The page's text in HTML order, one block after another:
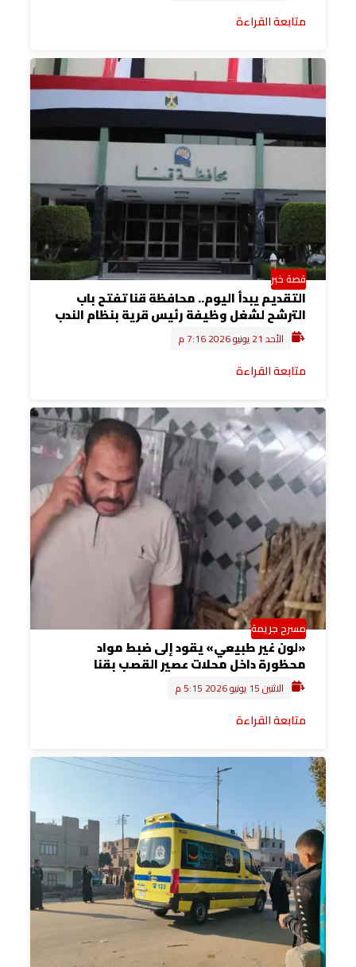
متابعة القراءة
قصة خبر
التقديم يبدأ اليوم.. محافظة قنا تفتح باب
الترشح لشغل وظيفة رئيس قرية بنظام الندب
الأحد 21 يونيو 2026 7:16 م
متابعة القراءة
مسرح جريمة
«لون غير طبيعي» يقود إلى ضبط مواد
محظورة داخل محلات عصير القصب بقنا
الاثنين 15 يونيو 2026 5:15 م
متابعة القراءة